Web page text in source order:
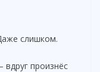
слишком.
произнёс